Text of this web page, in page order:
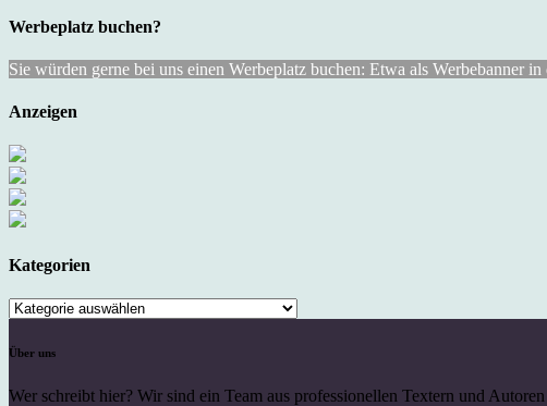
Werbeplatz buchen?
Sie würden gerne bei uns einen Werbeplatz buchen: Etwa als Werbebanner
Anzeigen
Kategorien
Kategorien
Über uns
Wer schreibt hier? Wir sind ein Team aus professionellen Textern und